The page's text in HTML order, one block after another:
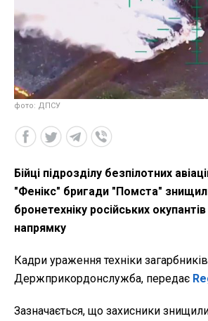
фото: ДПСУ
Бійці підрозділу безпілотних
"Фенікс" бригади "Помста"
бронетехніку російських
напрямку
Кадри ураження техніки загарбників
Держприкордонслужба, передає
Зазначається, що захисники